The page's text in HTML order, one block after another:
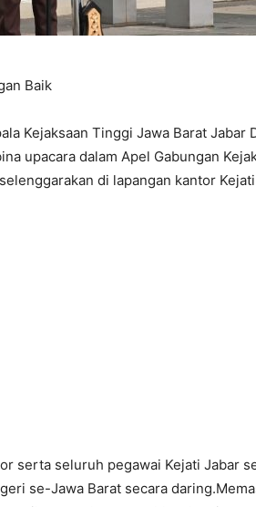
Baik
Kejaksaan Tinggi Jawa Barat Jabar
upacara dalam Apel Gabungan
di lapangan kantor
serta seluruh pegawai Kejati Jabar
se-Jawa Barat secara